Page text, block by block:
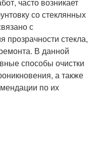
часто возникает
со стеклянных
с
прозрачности стекла,
В данной
способы очистки
а также
по их